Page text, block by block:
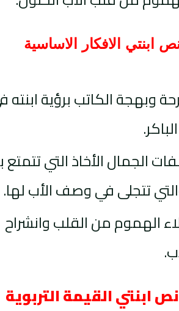
ابنتي الافكار الاساسية
وبهجة الكاتب برؤية
الجمال الأخاذ التي تتمتع
تتجلى في وصف الأب لها.
الهموم من القلب وانشراح
ابنتي القيمة التربوية